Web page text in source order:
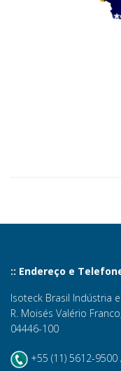
:: Endereço e
Isoteck Brasil Indústria
R. Moisés Valério
04446-100
+55 (11) 5612-